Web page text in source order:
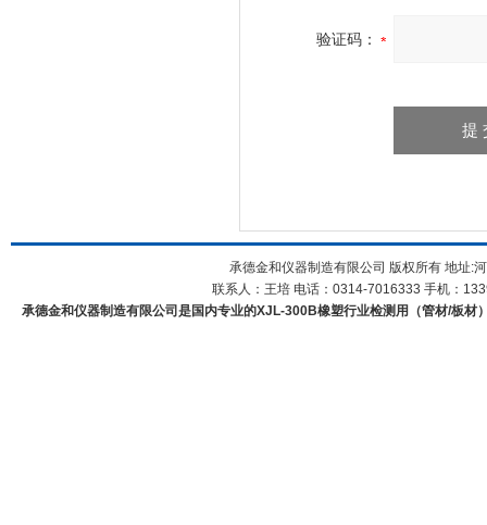
验证码：
承德金和仪器制造有限公司 版权所有 地址:
联系人：王培 电话：0314-7016333 手机：
承德金和仪器制造有限公司是国内专业的XJL-300B橡塑行业检测用（管材/板